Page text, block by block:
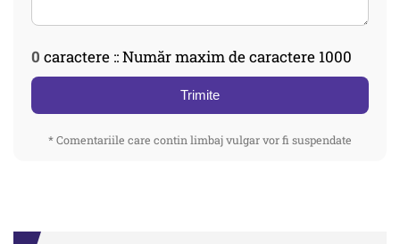
0 caractere :: Număr maxim de caractere 1000
Trimite
* Comentariile care contin limbaj vulgar vor fi suspendate